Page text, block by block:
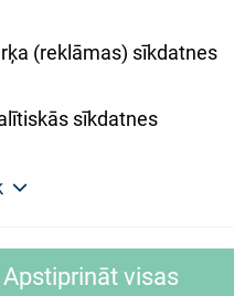
(reklāmas) sīkdatnes
sīkdatnes
– Pārzinis, sīkdatņu
Apstiprināt visas